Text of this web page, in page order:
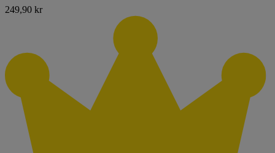
249,90 kr